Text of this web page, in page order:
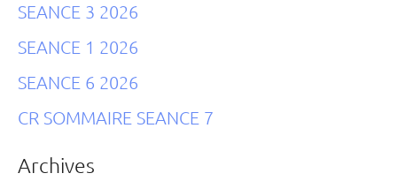
SEANCE 3 2026
SEANCE 1 2026
SEANCE 6 2026
CR SOMMAIRE SEANCE 7
Archives